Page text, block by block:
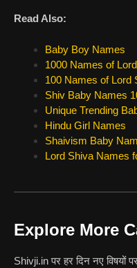
Read Also:
Baby Boy Names
1000 Names of
100 Names of Lord
Shiv Baby Names
Unique Trending
Hindu Girl Names
Shaivism Baby
Lord Shiva Names
Explore More
Shivji.in पर हर दिन नए विषयों